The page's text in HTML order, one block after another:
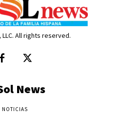
All rights reserved.
News
NOTICIAS